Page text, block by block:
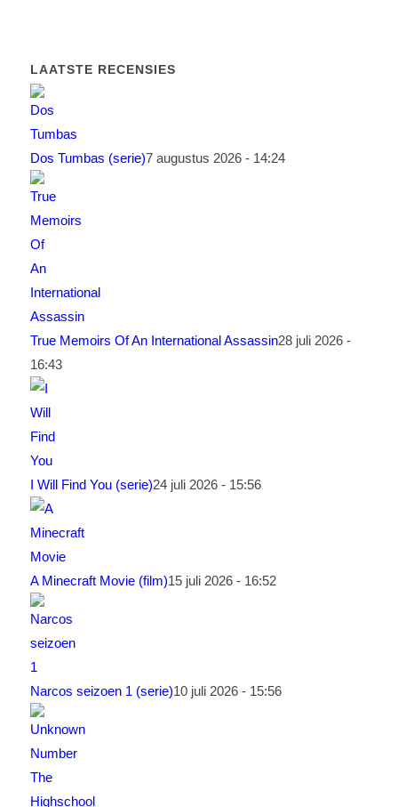
LAATSTE RECENSIES
Dos Tumbas (serie)7 augustus 2026 - 14:24
True Memoirs Of An International Assassin28 juli 2026 -
16:43
I Will Find You (serie)24 juli 2026 - 15:56
A Minecraft Movie (film)15 juli 2026 - 16:52
Narcos seizoen 1 (serie)10 juli 2026 - 15:56